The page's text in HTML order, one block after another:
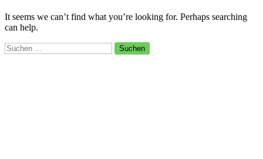
It seems we can’t find what you’re looking for. Perhaps searching
can help.
Suche
nach: